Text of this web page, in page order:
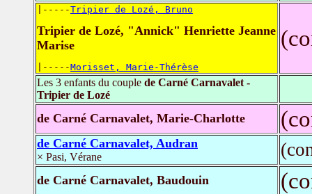
|-----Tripier de Lozé, Bruno
Tripier de Lozé, "Annick" Henriette Jeanne
Marise
|-----Morisset, Marie-Thérèse
Les 3 enfants du couple de Carné Carnavalet -
Tripier de Lozé
de Carné Carnavalet, Marie-Charlotte
de Carné Carnavalet, Audran
× Pasi, Vérane
de Carné Carnavalet, Baudouin